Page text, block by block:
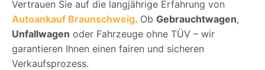
Vertrauen Sie auf die langjährige Erfahrung von
Autoankauf Braunschweig. Ob Gebrauchtwagen,
Unfallwagen oder Fahrzeuge ohne TÜV – wir
garantieren Ihnen einen fairen und sicheren
Verkaufsprozess.